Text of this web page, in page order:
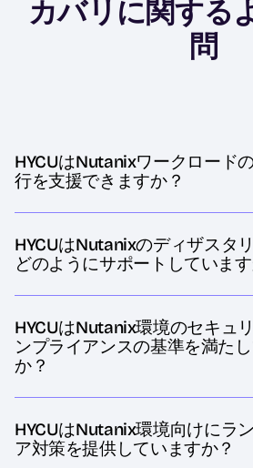
カバリに関する
問
HYCUはNutanixワークロード
行を支援できますか？
HYCUはNutanixのディザスタ
どのようにサポートしています
HYCUはNutanix環境のセキュ
ンプライアンスの基準を満た
か？
HYCUはNutanix環境向けにラ
ア対策を提供していますか？